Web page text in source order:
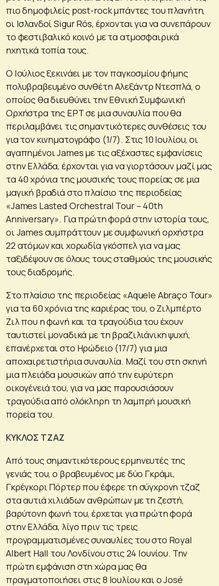
πιο δημοφιλείς post-rock μπάντες του πλανήτη,
οι Ισλανδοί Sigur Rós, έρχονται για να συνεπάρουν
το φεστιβαλικό κοινό με τα ατμοσφαιρικά
ηχητικά τοπία τους.
Ο Ιούλιος ξεκινάει με τον παγκοσμίου φήμης
πολυβραβευμένο συνθέτη Αλεξάντρ Ντεσπλά, ο
οποίος θα διευθύνει την Εθνική Συμφωνική
Ορχήστρα της ΕΡΤ σε μια συναυλία που θα
περιλαμβάνει τις σημαντικότερες συνθέσεις του
για τον κινηματογράφο (1/7). Στις 10 Ιουλίου, οι
αγαπημένοι James με τις αξέχαστες εμφανίσεις
στην Ελλάδα, έρχονται για να γιορτάσουν μαζί μας
τα 40 χρόνια της μουσικής τους πορείας σε μια
μαγική βραδιά στο πλαίσιο της περιοδείας
«James Lasted Orchestral Tour – 40th
Anniversary». Για πρώτη φορά στην ιστορία τους,
οι James συμπράττουν με συμφωνική ορχήστρα
22 ατόμων και χορωδία γκόσπελ για να μας
ταξιδέψουν σε όλους τους σταθμούς της μουσικής
τους διαδρομής.
Στο πλαίσιο της περιοδείας «Aquele Abraço Tour»
για τα 60 χρόνια της καριέρας του, ο Ζιλμπέρτο
Ζιλ που η φωνή και τα τραγούδια του έχουν
ταυτιστεί μοναδικά με τη βραζιλιάνικη ψυχή,
επανέρχεται στο Ηρώδειο (17/7) για μια
αποχαιρετιστήρια συναυλία. Μαζί του στη σκηνή
μια πλειάδα μουσικών από την ευρύτερη
οικογένειά του, για να μας παρουσιάσουν
τραγούδια από ολόκληρη τη λαμπρή μουσική
πορεία του.
ΚΥΚΛΟΣ ΤΖΑΖ
Από τους σημαντικότερους ερμηνευτές της
γενιάς του, ο βραβευμένος με δύο Γκράμι,
Γκρέγκορι Πόρτερ που έφερε τη σύγχρονη τζαζ
στα αυτιά χιλιάδων ανθρώπων με τη ζεστή,
βαρύτονη φωνή του, έρχεται για πρώτη φορά
στην Ελλάδα, λίγο πριν τις τρεις
προγραμματισμένες συναυλίες του στο Royal
Albert Hall του Λονδίνου στις 24 Ιουνίου. Την
πρώτη εμφάνιση στη χώρα μας θα
πραγματοποιήσει στις 8 Ιουλίου και ο José